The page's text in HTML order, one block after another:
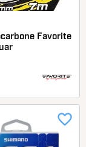
Favorite
favorite_border